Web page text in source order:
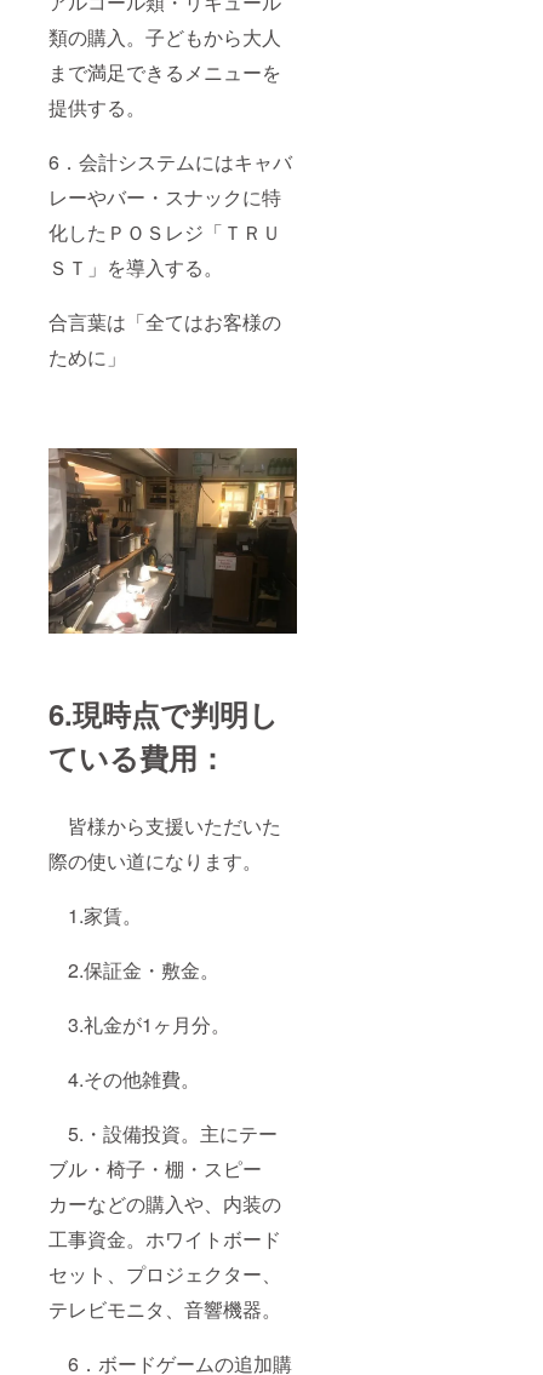
類の購入。子どもから大人
まで満足できるメニューを
提供する。
6．会計システムにはキャバ
レーやバー・スナックに特
化したＰＯＳレジ「ＴＲＵ
ＳＴ」を導入する。
合言葉は「全てはお客様の
ために」
6.現時点で判明し
ている費用：
皆様から支援いただいた
際の使い道になります。
1.家賃。
2.保証金・敷金。
3.礼金が1ヶ月分。
4.その他雑費。
5.・設備投資。主にテー
ブル・椅子・棚・スピー
カーなどの購入や、内装の
工事資金。ホワイトボード
セット、プロジェクター、
テレビモニタ、音響機器。
6．ボードゲームの追加購